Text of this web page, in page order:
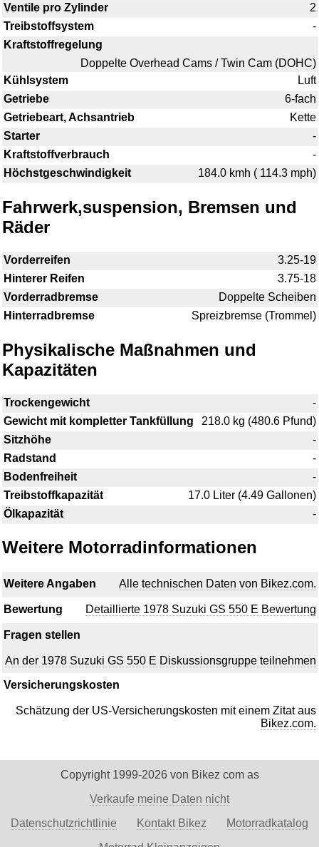
Ventile pro Zylinder
2
Treibstoffsystem
-
Kraftstoffregelung
Doppelte Overhead Cams / Twin Cam (DOHC)
Kühlsystem
Luft
Getriebe
6-fach
Getriebeart, Achsantrieb
Kette
Starter
-
Kraftstoffverbrauch
-
Höchstgeschwindigkeit
184.0 kmh ( 114.3 mph)
Fahrwerk,suspension, Bremsen und
Räder
Vorderreifen
3.25-19
Hinterer Reifen
3.75-18
Vorderradbremse
Doppelte Scheiben
Hinterradbremse
Spreizbremse (Trommel)
Physikalische Maßnahmen und
Kapazitäten
Trockengewicht
-
Gewicht mit kompletter Tankfüllung
218.0 kg (480.6 Pfund)
Sitzhöhe
-
Radstand
-
Bodenfreiheit
-
Treibstoffkapazität
17.0 Liter (4.49 Gallonen)
Ölkapazität
-
Weitere Motorradinformationen
Weitere Angaben Alle technischen Daten von Bikez.com.
Bewertung Detaillierte 1978 Suzuki GS 550 E Bewertung
Fragen stellen
An der 1978 Suzuki GS 550 E Diskussionsgruppe teilnehmen
Versicherungskosten
Schätzung der US-Versicherungskosten mit einem Zitat aus
Bikez.com.
Copyright 1999-2026 von Bikez com as
Verkaufe meine Daten nicht
Datenschutzrichtlinie
Kontakt Bikez
Motorradkatalog